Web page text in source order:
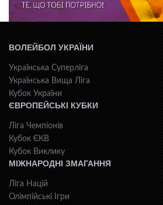
ВОЛЕЙБОЛ УКРАЇНИ
Українська Суперліга
Українська Вища Ліга
Кубок України
ЄВРОПЕЙСЬКІ КУБКИ
Ліга Чемпіонів
Кубок ЄКВ
Кубок Виклику
МІЖНАРОДНІ ЗМАГАННЯ
Ліга Націй
Олімпійські Ігри